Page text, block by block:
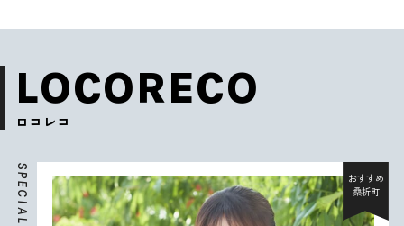
LOCORECO
ロコレコ
S
P
E
C
I
A
L
おすすめ
桑折町